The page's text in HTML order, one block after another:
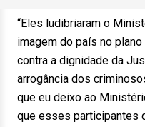
“Eles ludibriaram o
imagem do país no
contra a dignidade da
arrogância dos
que eu deixo ao
que esses participantes